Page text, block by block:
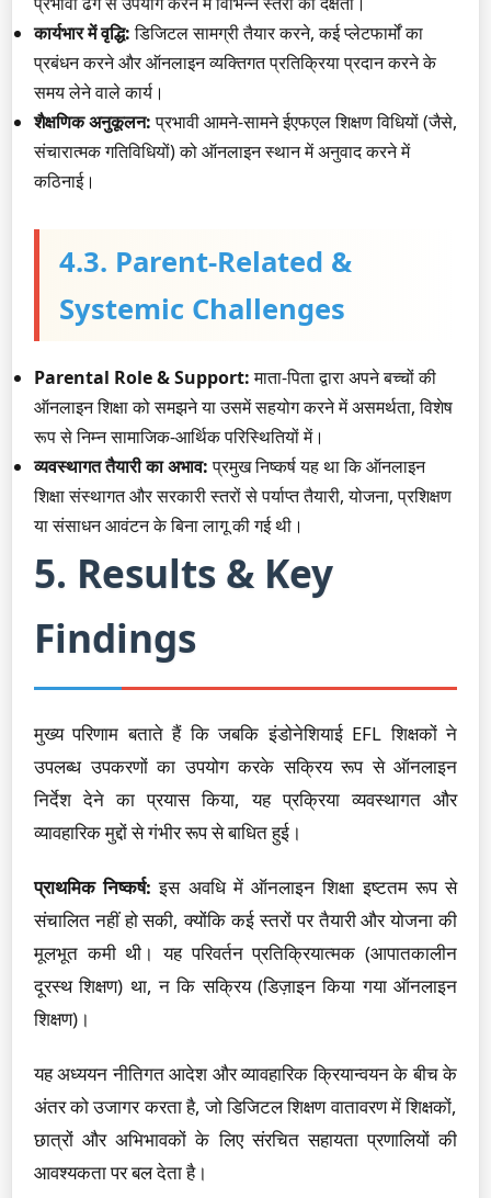
कार्यभार में वृद्धि:डिजिटल सामग्री तैयार करने, कई प्लेटफार्मों का
प्रबंधन करने और ऑनलाइन व्यक्तिगत प्रतिक्रिया प्रदान करने के
समय लेने वाले कार्य।
शैक्षणिक अनुकूलन:प्रभावी आमने-सामने ईएफएल शिक्षण विधियों (जैसे,
संचारात्मक गतिविधियों) को ऑनलाइन स्थान में अनुवाद करने में
कठिनाई।
4.3. Parent-Related &
Systemic Challenges
Parental Role & Support:माता-पिता द्वारा अपने बच्चों की
ऑनलाइन शिक्षा को समझने या उसमें सहयोग करने में असमर्थता, विशेष
रूप से निम्न सामाजिक-आर्थिक परिस्थितियों में।
व्यवस्थागत तैयारी का अभाव:प्रमुख निष्कर्ष यह था कि ऑनलाइन
शिक्षा संस्थागत और सरकारी स्तरों से पर्याप्त तैयारी, योजना, प्रशिक्षण
या संसाधन आवंटन के बिना लागू की गई थी।
5. Results & Key
Findings
मुख्य परिणाम बताते हैं कि जबकि इंडोनेशियाई EFL शिक्षकों ने
उपलब्ध उपकरणों का उपयोग करके सक्रिय रूप से ऑनलाइन
निर्देश देने का प्रयास किया, यह प्रक्रिया व्यवस्थागत और
व्यावहारिक मुद्दों से गंभीर रूप से बाधित हुई।
प्राथमिक निष्कर्ष: इस अवधि में ऑनलाइन शिक्षा इष्टतम रूप से
संचालित नहीं हो सकी, क्योंकि कई स्तरों पर तैयारी और योजना की
मूलभूत कमी थी। यह परिवर्तन प्रतिक्रियात्मक (आपातकालीन
दूरस्थ शिक्षण) था, न कि सक्रिय (डिज़ाइन किया गया ऑनलाइन
शिक्षण)।
यह अध्ययन नीतिगत आदेश और व्यावहारिक क्रियान्वयन के बीच के
अंतर को उजागर करता है, जो डिजिटल शिक्षण वातावरण में शिक्षकों,
छात्रों और अभिभावकों के लिए संरचित सहायता प्रणालियों की
आवश्यकता पर बल देता है।